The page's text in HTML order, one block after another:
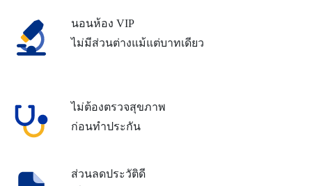
นอนห้อง VIP
ไม่มีส่วนต่างแม้แต่บาทเดียว
ไม่ต้องตรวจสุขภาพ
ก่อนทำประกัน
ส่วนลดประวัติดี